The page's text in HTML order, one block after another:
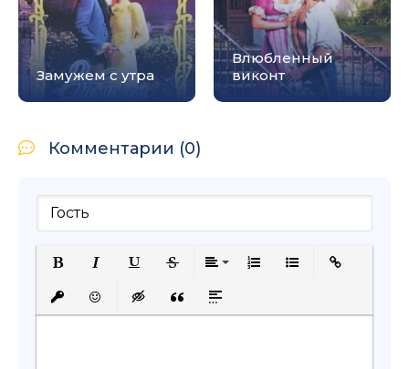
Замужем с утра
Влюбленный
виконт
Комментарии (0)
Подчеркнутый
Вставить защищенную ссылку
Вставить смайлик
Вставка скрытого текста
Вставка цитаты
Вставка спойлера